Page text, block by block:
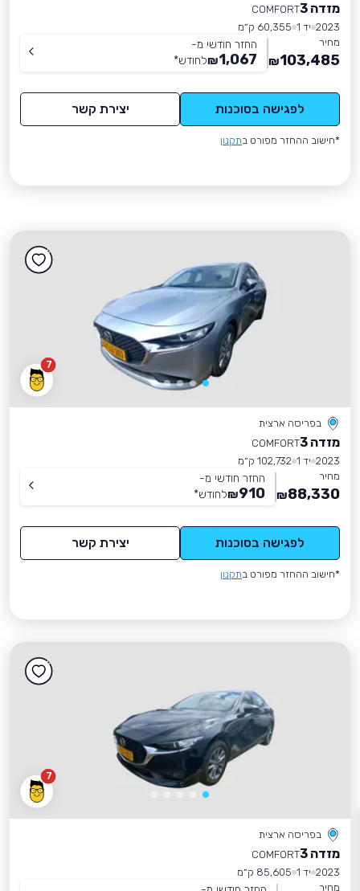
מזדה 3
COMFORT
2023 יד 1
60,355 ק״מ
מחיר
103,485
₪
החזר חודשי מ-
1,067
₪לחודש*
לפגישה בסוכנות יצירת קשר
*חישוב ההחזר מפורט בתקנון
7
בפריסה ארצית
מזדה 3
COMFORT
2023 יד 1
102,732 ק״מ
מחיר
88,330
₪
החזר חודשי מ-
910
₪לחודש*
לפגישה בסוכנות יצירת קשר
*חישוב ההחזר מפורט בתקנון
7
בפריסה ארצית
מזדה 3
COMFORT
2023 יד 1
85,605 ק״מ
מחיר